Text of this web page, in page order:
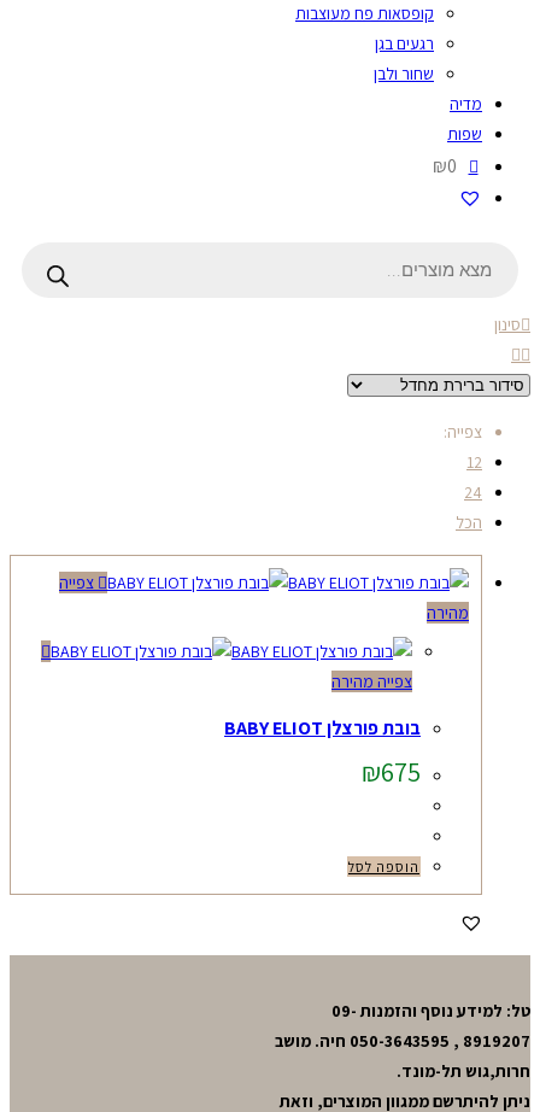
קופסאות פח מעוצבות
רגעים בגן
שחור ולבן
מדיה
שפות
₪0
search
סינון
צפייה:
12
24
הכל
צפייה
מהירה
צפייה מהירה
בובת פורצלן BABY ELIOT
₪675
הוספה לסל
טל: למידע נוסף והזמנות 09-
8919207 , 050-3643595 חיה. מושב
חרות,גוש תל-מונד.
ניתן להיתרשם ממגוון המוצרים, וזאת